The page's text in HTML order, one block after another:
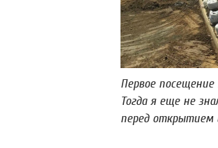
Первое
Тогда я еще не
перед открытием